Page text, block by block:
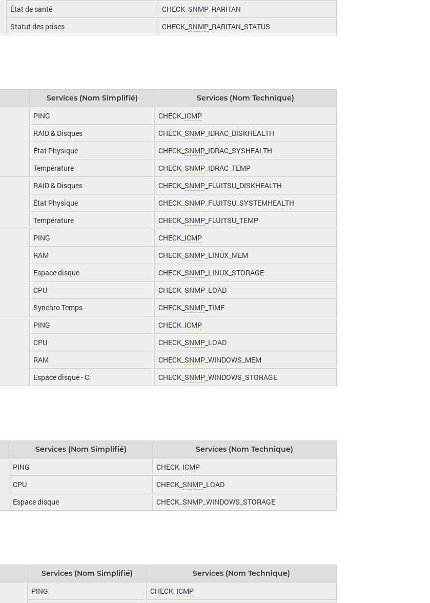
État de santé
CHECK_ SNMP _RARITAN
Statut des prises
CHECK_ SNMP _RARITAN_STATUS
Services (Nom Simplifié)
Services (Nom Technique)
PING CHECK_ ICMP
RAID & Disques
CHECK_ SNMP _IDRAC_DISKHEALTH
État Physique
CHECK_ SNMP _IDRAC_SYSHEALTH
Température
CHECK_ SNMP _IDRAC_TEMP
RAID & Disques CHECK_ SNMP _FUJITSU_DISKHEALTH
État Physique
CHECK_ SNMP _FUJITSU_SYSTEMHEALTH
Température
CHECK_ SNMP _FUJITSU_TEMP
PING CHECK_ ICMP
RAM
CHECK_ SNMP _LINUX_MEM
Espace disque
CHECK_ SNMP _LINUX_STORAGE
CPU
CHECK_ SNMP _LOAD
Synchro Temps
CHECK_ SNMP _TIME
PING CHECK_ ICMP
CPU
CHECK_ SNMP _LOAD
RAM
CHECK_ SNMP _WINDOWS_MEM
Espace disque - C:
CHECK_ SNMP _WINDOWS_STORAGE
Services (Nom Simplifié)
Services (Nom Technique)
PING CHECK_ ICMP
CPU
CHECK_ SNMP _LOAD
Espace disque
CHECK_ SNMP _WINDOWS_STORAGE
Services (Nom Simplifié)
Services (Nom Technique)
PING CHECK_ ICMP